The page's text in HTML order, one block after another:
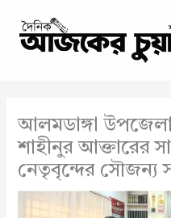
content
আলমডাঙ্গা
শাহীনুর আক্তারের
নেতৃবৃন্দের সৌজন্য